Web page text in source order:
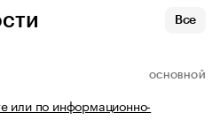
Все
ОСНОВНОЙ
или по информационно-